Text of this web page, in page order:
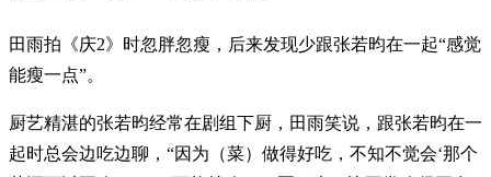
田雨拍《庆2》时忽胖忽瘦，后来发现少跟张若昀在一起“感觉
能瘦一点”。
厨艺精湛的张若昀经常在剧组下厨，田雨笑说，跟张若昀在一
起时总会边吃边聊，“因为（菜）做得好吃，不知不觉会‘那个